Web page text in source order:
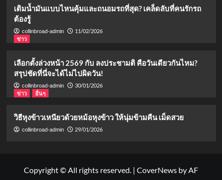
เติมน้ำมันแบบไหนคุ้มและถนอมรถที่สุด? เคล็ดลับที่คนรักรถ
ต้องรู้
collinbroad-admin
11/02/2026
ข่าว
เลือกตั้งล่วงหน้า 2569 กับ ลงประชามติ คือวันเดียวกันไหม?
สรุปชัดที่นี่จะได้ไม่ไปผิดวัน!
collinbroad-admin
30/01/2026
ข่าว
อื่นๆ
วิธีหุงข้าวเหนียวด้วยหม้อหุงข้าว ให้นุ่มข้ามคืน เม็ดสวย
collinbroad-admin 29/01/2026
Copyright © All rights reserved. | CoverNews by AF